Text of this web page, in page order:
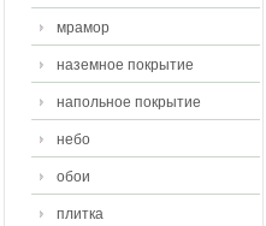
мрамор
наземное покрытие
напольное покрытие
небо
обои
плитка